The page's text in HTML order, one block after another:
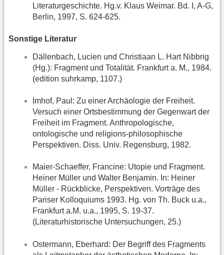
Literaturgeschichte. Hg.v. Klaus Weimar. Bd. I, A-G,
Berlin, 1997, S. 624-625.
Sonstige Literatur
Dällenbach, Lucien und Christiaan L. Hart Nibbrig
(Hg.): Fragment und Totalität. Frankfurt a. M., 1984.
(edition suhrkamp, 1107.)
Imhof, Paul: Zu einer Archäologie der Freiheit.
Versuch einer Ortsbestimmung der Gegenwart der
Freiheit im Fragment. Anthropologische,
ontologische und religions-philosophische
Perspektiven. Diss. Univ. Regensburg, 1982.
Maier-Schaeffer, Francine: Utopie und Fragment.
Heiner Müller und Walter Benjamin. In: Heiner
Müller - Rückblicke, Perspektiven. Vorträge des
Pariser Kolloquiums 1993. Hg. von Th. Buck u.a.,
Frankfurt a.M. u.a., 1995, S. 19-37.
(Literaturhistorische Untersuchungen, 25.)
Ostermann, Eberhard: Der Begriff des Fragments